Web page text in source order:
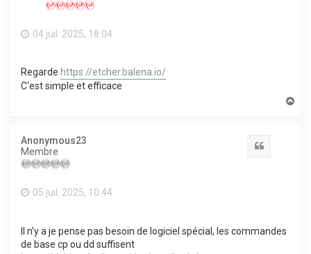
04 juil. 2025, 18:04
Regarde https://etcher.balena.io/
C'est simple et efficace
Anonymous23
Membre
05 juil. 2025, 10:44
Il n'y a je pense pas besoin de logiciel spécial, les commandes
de base cp ou dd suffisent